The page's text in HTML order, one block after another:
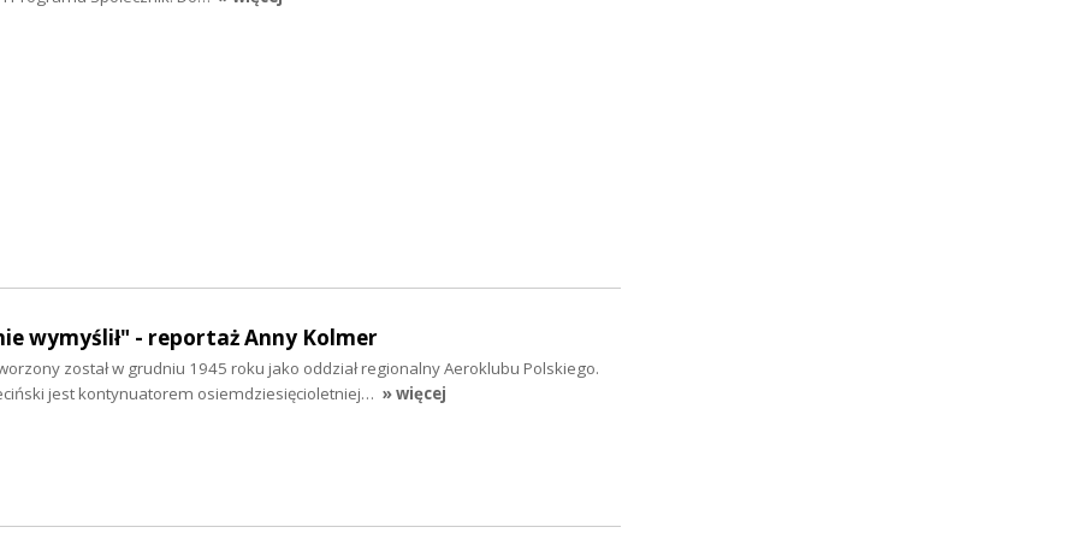
wymyślił" - reportaż Anny Kolmer
został w grudniu 1945 roku jako oddział regionalny Aeroklubu Polskiego.
jest kontynuatorem osiemdziesięcioletniej… » więcej